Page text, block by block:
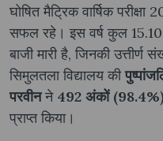
घोषित मैट्रिक वार्षिक परीक्षा
सफल रहे। इस वर्ष कुल 15.10
बाजी मारी है, जिनकी उत्तीर्ण
सिमुलतला विद्यालय की
परवीनने 492 अंकों
प्राप्त किया।